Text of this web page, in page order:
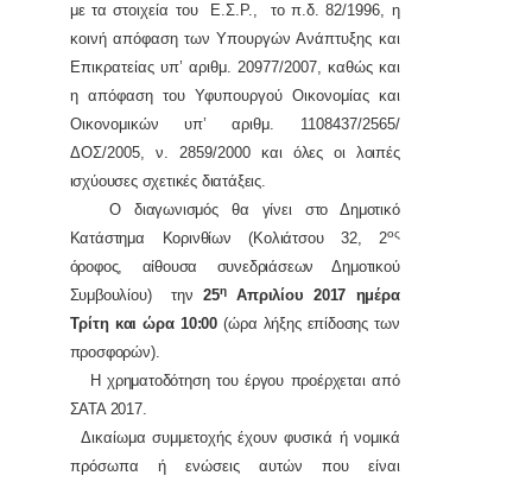
με τα στοιχεία του Ε.Σ.Ρ., το π.δ. 82/1996, η
κοινή απόφαση των Υπουργών Ανάπτυξης και
Επικρατείας υπ’ αριθμ. 20977/2007, καθώς και
η απόφαση του Υφυπουργού Οικονομίας και
Οικονομικών υπ’ αριθμ. 1108437/2565/
ΔΟΣ/2005, ν. 2859/2000 και όλες οι λοιπές
ισχύουσες σχετικές διατάξεις.
Ο διαγωνισμός θα γίνει στο Δημοτικό
Κατάστημα Κορινθίων (Κολιάτσου 32, 2ος
όροφος, αίθουσα συνεδριάσεων Δημοτικού
Συμβουλίου) την25ηΑπριλίου 2017 ημέρα
Τρίτη και ώρα 10:00(ώρα λήξης επίδοσης των
προσφορών).
Η χρηματοδότηση του έργου προέρχεται από
ΣΑΤΑ 2017.
Δικαίωμα συμμετοχής έχουν φυσικά ή νομικά
πρόσωπα ή ενώσεις αυτών που είναι